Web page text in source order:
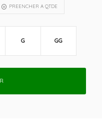
PREENCHER A QTDE
G GG